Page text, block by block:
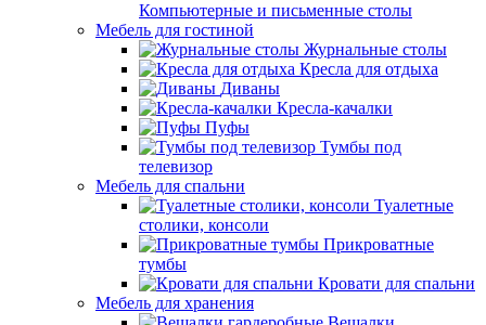
Компьютерные и письменные столы
Мебель для гостиной
Журнальные столы
Кресла для отдыха
Диваны
Кресла-качалки
Пуфы
Тумбы под
телевизор
Мебель для спальни
Туалетные
столики, консоли
Прикроватные
тумбы
Кровати для спальни
Мебель для хранения